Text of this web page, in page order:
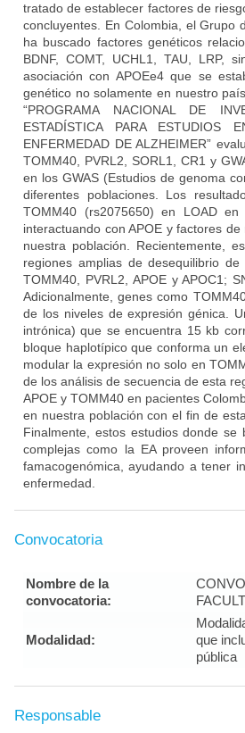
tratado de establecer factores de
concluyentes. En Colombia, el Grupo
ha buscado factores genéticos
BDNF, COMT, UCHL1, TAU, LRP,
asociación con APOEe4 que se
genético no solamente en nuestro
“PROGRAMA NACIONAL DE
ESTADÍSTICA PARA ESTUDIOS
ENFERMEDAD DE ALZHEIMER”
TOMM40, PVRL2, SORL1, CR1 y
en los GWAS (Estudios de genoma
diferentes poblaciones. Los
TOMM40 (rs2075650) en LOAD
interactuando con APOE y factores
nuestra población. Recientemente,
regiones amplias de desequilibrio
TOMM40, PVRL2, APOE y APOC1;
Adicionalmente, genes como
de los niveles de expresión génica.
intrónica) que se encuentra 15 kb
bloque haplotípico que conforma un
modular la expresión no solo en
de los análisis de secuencia de esta
APOE y TOMM40 en pacientes
en nuestra población con el fin de
Finalmente, estos estudios donde
complejas como la EA proveen
famacogenómica, ayudando a tener
enfermedad.
Convocatoria
Nombre de la
convocatoria:
Modalidad:
que
pública
Responsable